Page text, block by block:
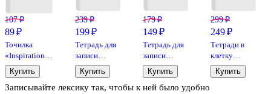
Записывайте лексику так, чтобы к ней было удобно
107 ₽
89 ₽
Точилка
«Inspiration
series», 1
отверстие,
пластик, Yoi,
Купить
239 ₽
199 ₽
Тетрадь для
записи
иностранных
слов
«Панда», 64
Купить
179 ₽
149 ₽
Тетрадь для
записи
иностранных
слов
«Hello!», 48
Купить
299 ₽
249 ₽
Тетради в
клетку
Hatber, 18
листов,
Купить